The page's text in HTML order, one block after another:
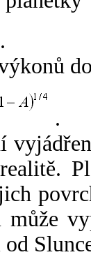
.
.
může